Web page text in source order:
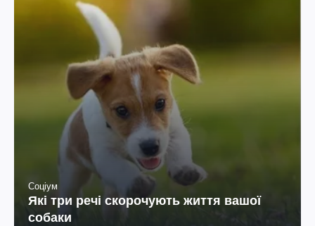
Соціум
Які три речі скорочують життя вашої
собаки